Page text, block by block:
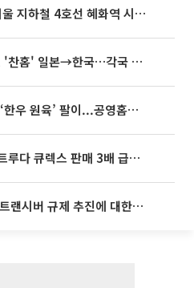
전장연, 오늘(10일) 서울 지하철 4호선 혜화역 시위…1호선 용산역 무정차
태풍 '돌핀' 중국 상륙, '찬홈' 일본→한국…각국 기상청 예상 경로는?
’ 팔이...공영홈쇼핑 표기·검증 구멍
대신證 “알테오젠, 키트루다 큐렉스 판매 3배 급증…목표가 41만원 상향”
[특징주] 美 중국산 광트랜시버 규제 추진에 대한광통신 등 광통신株 강세